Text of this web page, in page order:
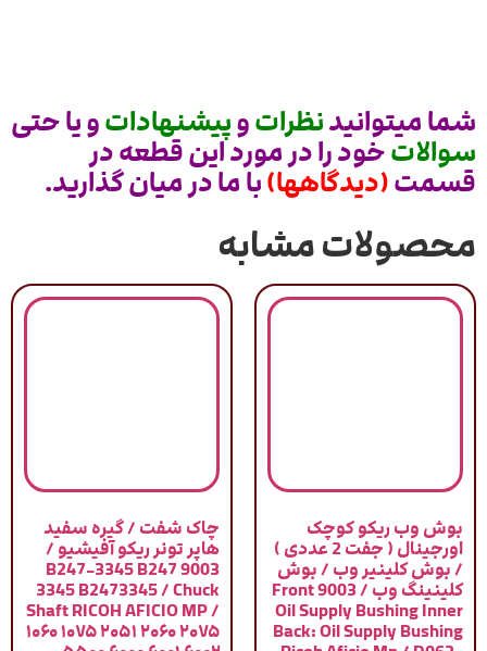
شما میتوانیدنظراتوپیشنهاداتو یا حتی
سوالاتخود را در مورد این قطعه در
قسمت(دیدگاهها)با ما در میان گذارید.
محصولات مشابه
بوش وب ریکو کوچک
اورجینال ( جفت 2 عددی )
/ بوش کلینیر وب / بوش
کلینینگ وب / 9003 Front
Oil Supply Bushing Inner
Back: Oil Supply Bushing
چاک شفت / گیره سفید
هاپر تونر ریکو آفیشیو /
9003 B247-3345 B247
3345 B2473345 / Chuck
Shaft RICOH AFICIO MP /
۱۰۶۰ ۱۰۷۵ ۲۰۵۱ ۲۰۶۰ ۲۰۷۵